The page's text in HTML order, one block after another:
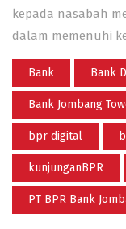
kepada nasabah
dalam memenuhi
Bank Bank
Bank Jombang
bpr digital
kunjunganBPR
PT BPR Bank